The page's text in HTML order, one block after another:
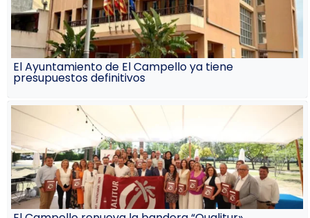
El Ayuntamiento de El Campello ya tiene
presupuestos definitivos